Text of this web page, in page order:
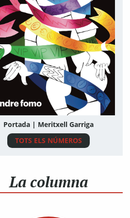
Portada | Meritxell Garriga
TOTS ELS NÚMEROS
La columna